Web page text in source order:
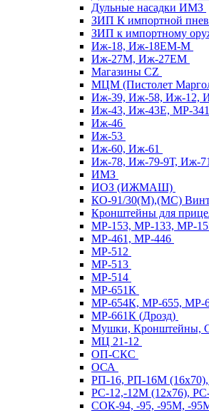
Дульные насадки ИМЗ
ЗИП К импортной
ЗИП к импортному
Иж-18, Иж-18ЕМ-М
Иж-27М, Иж-27ЕМ
Магазины CZ
МЦМ (Пистолет
Иж-39, Иж-58, Иж-12,
Иж-43, Иж-43Е, МР-341
Иж-46
Иж-53
Иж-60, Иж-61
Иж-78, Иж-79-9Т, Иж-
ИМЗ
ИОЗ (ИЖМАШ)
КО-91/30(М),(МС)
Кронштейны для
МР-153, МР-133, МР-
МР-461, МР-446
МР-512
МР-513
МР-514
МР-651К
МР-654К, МР-655, МР-
МР-661К (Дрозд)
Мушки, Кронштейны,
МЦ 21-12
ОП-СКС
ОСА
РП-16, РП-16М
РС-12,-12М (12х76),
СОК-94, -95, -95М, -